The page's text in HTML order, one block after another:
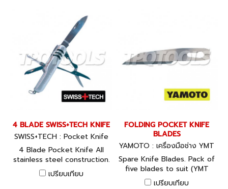
4 BLADE SWISS+TECH KNIFE
SWISS+TECH : Pocket Knife
4 Blade Pocket Knife All
stainless steel construction.
Satin finish handle with 3
rubber grip strips for
เปรียบเทียบ
FOLDING POCKET KNIFE
BLADES
YAMOTO : เครื่องมือช่าง YMT
-537-1520K
Spare Knife Blades. Pack of
five blades to suit (YMT
-537-1500K) folding knife.
เปรียบเทียบ